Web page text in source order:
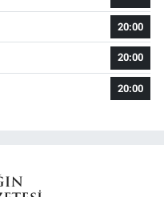
20:00
20:00
20:00